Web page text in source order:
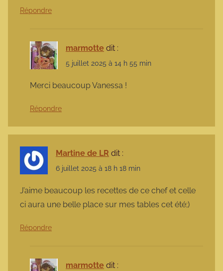
Répondre
marmotte dit :
5 juillet 2025 à 14 h 55 min
Merci beaucoup Vanessa !
Répondre
Martine de LR dit :
6 juillet 2025 à 18 h 18 min
J’aime beaucoup les recettes de ce chef et celle
ci aura une belle place sur mes tables cet été;)
Répondre
marmotte dit :